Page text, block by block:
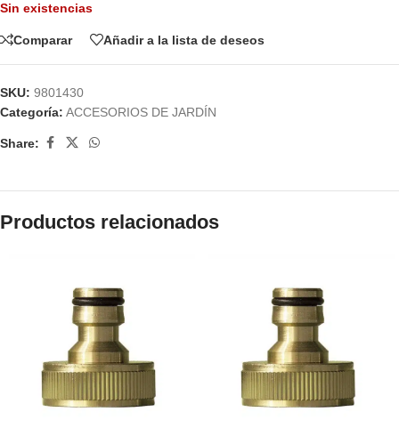
Sin existencias
Comparar Añadir a la lista de deseos
SKU: 9801430
Categoría: ACCESORIOS DE JARDÍN
Share:
Productos relacionados